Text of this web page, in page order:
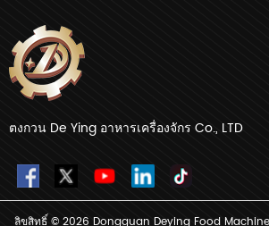
ตงกวน De Ying อาหารเครื่องจักร Co., LTD
ลิขสิทธิ์ © 2026 Dongguan Deying Food